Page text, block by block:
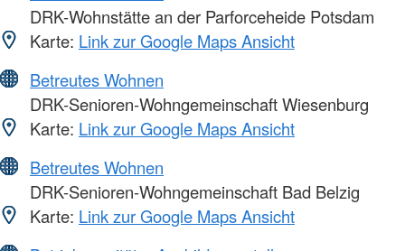
DRK-Wohnstätte an der Parforceheide Potsdam
Karte: Link zur Google Maps Ansicht
Betreutes Wohnen
DRK-Senioren-Wohngemeinschaft Wiesenburg
Karte: Link zur Google Maps Ansicht
Betreutes Wohnen
DRK-Senioren-Wohngemeinschaft Bad Belzig
Karte: Link zur Google Maps Ansicht